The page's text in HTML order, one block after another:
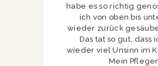
habe es so richtig
ich von oben bis
wieder zurück
Das tat so gut, dass
wieder viel Unsinn im
Mein